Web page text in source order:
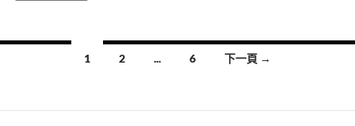
k
p
導
1 2 ... 6 下一頁 →